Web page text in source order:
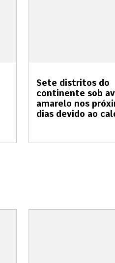
Sete distritos do
continente sob
amarelo nos
dias devido ao